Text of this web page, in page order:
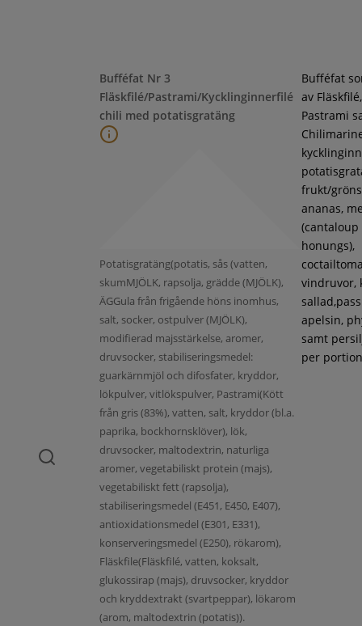
Bufféfat Nr 3
Fläskfilé/Pastrami/Kycklinginnerfilé
chili med potatisgratäng
Potatisgratäng(potatis, sås (vatten,
skumMJÖLK, rapsolja, grädde (MJÖLK),
ÄGGula från frigående höns inomhus,
salt, socker, ostpulver (MJÖLK),
modifierad majsstärkelse, aromer,
druvsocker, stabiliseringsmedel:
guarkärnmjöl och difosfater, kryddor,
lökpulver, vitlökspulver, Pastrami(Kött
från gris (83%), vatten, salt, kryddor (bl.a.
paprika, bockhornsklöver), lök,
druvsocker, maltodextrin, naturliga
aromer, vegetabiliskt protein (majs),
vegetabiliskt fett (rapsolja),
stabiliseringsmedel (E451, E450, E407),
antioxidationsmedel (E301, E331),
konserveringsmedel (E250), rökarom),
Fläskfile(Fläskfilé, vatten, koksalt,
glukossirap (majs), druvsocker, kryddor
och kryddextrakt (svartpeppar), lökarom
(arom, maltodextrin (potatis)).
Bufféfat
av Fläskfilé,
Pastrami
frukt/
ananas,
(cantaloup
honungs),
vindruvor,
apelsin,
samt
per